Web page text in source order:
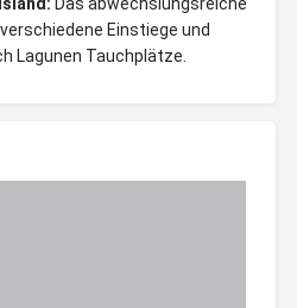
Einstiege und
Lagunen Tauchplätze.